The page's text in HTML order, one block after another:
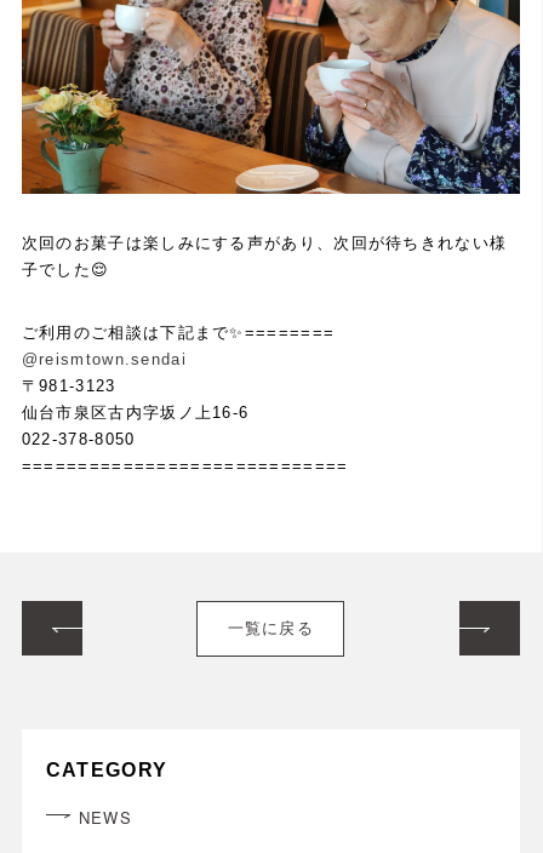
CATEGORY
NEWS
次回のお菓子は楽しみにする声があり、次回が待ちきれない様
子でした😌
ご利用のご相談は下記まで✨========
@reismtown.sendai
〒981-3123
仙台市泉区古内字坂ノ上16-6
022-378-8050
=============================
一覧に戻る